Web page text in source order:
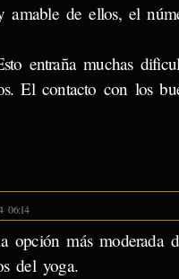
amable de ellos, el
entraña muchas
El contacto con los
06:14
opción más moderada
del yoga.